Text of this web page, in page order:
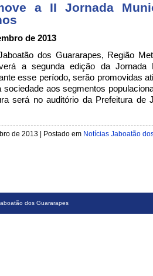
a II Jornada
de 2013
dos Guararapes, Região
a segunda edição da Jornada
esse período, serão promovidas
aos segmentos
será no auditório da Prefeitura de
de 2013 | Postado em Notícias Jaboatão
dos Guararapes